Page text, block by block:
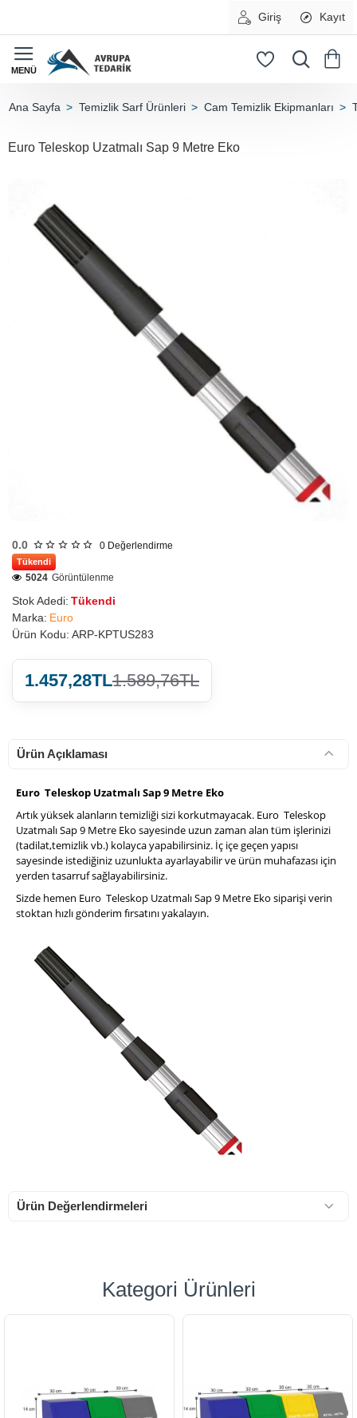
Giriş Kayıt
Temizlik Sarf Ürünleri Cam Temizlik Ekipmanları
Euro Teleskop Uzatmalı Sap 9 Metre Eko
0.0 0 Değerlendirme
Tükendi
Stok Adedi: Tükendi
Marka: Euro
Ürün Kodu: ARP-KPTUS283
5024 Görüntülenme
1.457,28TL1.589,76TL
Ürün Açıklaması
Euro Teleskop Uzatmalı Sap 9 Metre Eko
Artık yüksek alanların temizliği sizi korkutmayacak. Euro Teleskop
Uzatmalı Sap 9 Metre Eko sayesinde uzun zaman alan tüm işlerinizi
(tadilat,temizlik vb.) kolayca yapabilirsiniz. İç içe geçen yapısı
sayesinde istediğiniz uzunlukta ayarlayabilir ve ürün muhafazası için
yerden tasarruf sağlayabilirsiniz.
Sizde hemen Euro Teleskop Uzatmalı Sap 9 Metre Eko siparişi verin
stoktan hızlı gönderim fırsatını yakalayın.
Ürün Değerlendirmeleri
Kategori Ürünleri